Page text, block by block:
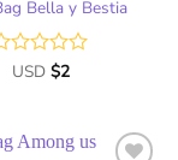
Bella y Bestia
Valorado
USD $2